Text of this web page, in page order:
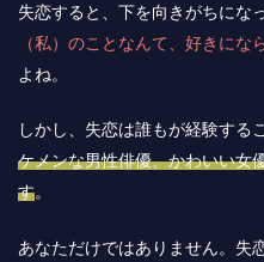
失恋すると、下を向きがちにな
（私）のことなんて、好きに
よね。
しかし、失恋は誰もが経験する
ケメンな男性俳優、かわいい女
す。
あなただけではありません。失